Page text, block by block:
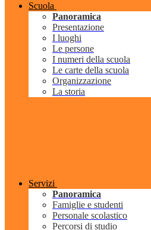
Scuola
Panoramica
Presentazione
I luoghi
Le persone
I numeri della scuola
Le carte della scuola
Organizzazione
La storia
Servizi
Panoramica
Famiglie e studenti
Personale scolastico
Percorsi di studio